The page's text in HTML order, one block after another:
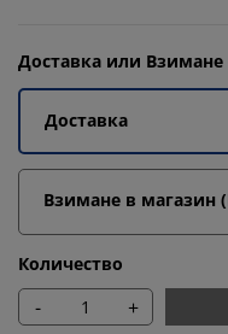
Доставка или Взимане
Доставка
Взимане в магазин
Количество
- +